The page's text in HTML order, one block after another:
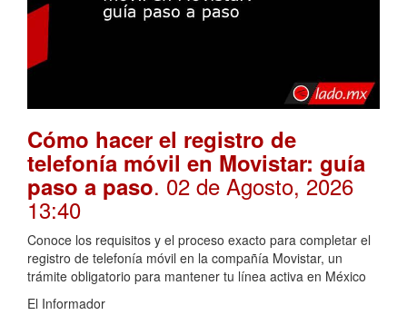
Cómo hacer el registro de
telefonía móvil en Movistar: guía
paso a paso. 02 de Agosto, 2026
13:40
Conoce los requisitos y el proceso exacto para completar el
registro de telefonía móvil en la compañía Movistar, un
trámite obligatorio para mantener tu línea activa en México
El Informador